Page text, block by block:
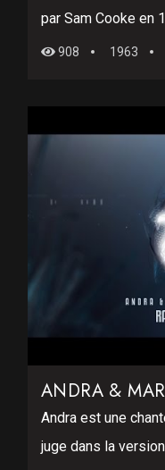
par Sam Cooke en
908 1963
ANDRA &
Andra est une
juge dans la version